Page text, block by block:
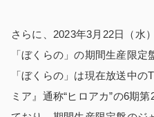
さらに、2023年3月22日（水
「ぼくらの」の期間生産限定
「ぼくらの」は現在放送中
ミア』通称“ヒロアカ”の6期